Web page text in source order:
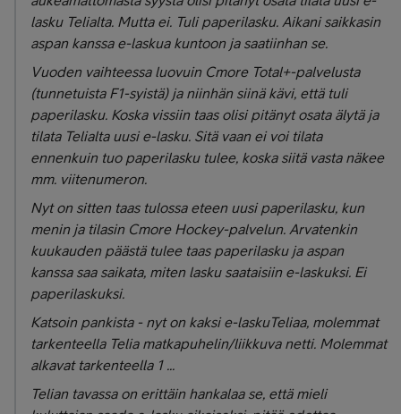
lasku Telialta. Mutta ei. Tuli paperilasku. Aikani saikkasin
aspan kanssa e-laskua kuntoon ja saatiinhan se.
Vuoden vaihteessa luovuin Cmore Total+-palvelusta
(tunnetuista F1-syistä) ja niinhän siinä kävi, että tuli
paperilasku. Koska vissiin taas olisi pitänyt osata älytä ja
tilata Telialta uusi e-lasku. Sitä vaan ei voi tilata
ennenkuin tuo paperilasku tulee, koska siitä vasta näkee
mm. viitenumeron.
Nyt on sitten taas tulossa eteen uusi paperilasku, kun
menin ja tilasin Cmore Hockey-palvelun. Arvatenkin
kuukauden päästä tulee taas paperilasku ja aspan
kanssa saa saikata, miten lasku saataisiin e-laskuksi. Ei
paperilaskuksi.
Katsoin pankista - nyt on kaksi e-laskuTeliaa, molemmat
tarkenteella Telia matkapuhelin/liikkuva netti. Molemmat
alkavat tarkenteella 1 ...
Telian tavassa on erittäin hankalaa se, että mieli